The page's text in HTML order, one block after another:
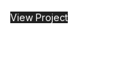
View Project